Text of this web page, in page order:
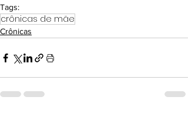
Tags:
crônicas de mãe
Crônicas